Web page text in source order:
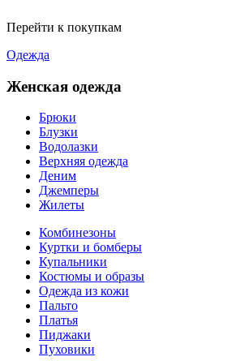
Перейти к покупкам
Одежда
Женская одежда
Брюки
Блузки
Водолазки
Верхняя одежда
Деним
Джемперы
Жилеты
Комбинезоны
Куртки и бомберы
Купальники
Костюмы и образы
Одежда из кожи
Пальто
Платья
Пиджаки
Пуховики